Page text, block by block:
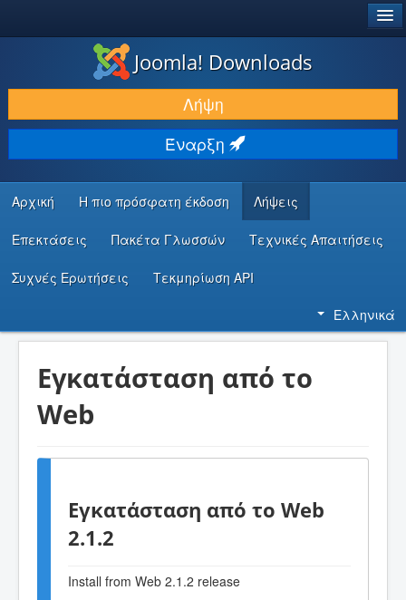
ΛΉΨΕΙΣ & ΕΠΕΚΤΆΣΕΙΣ
ΕΎΡΕΣΗ & ΜΆΘΗΣΗ
ΚΟΙΝΌΤΗΤΑ & ΥΠΟΣΤΉΡΙΞΗ
ΠΌΡΟΙ ΠΡΟΓΡΑΜΜΑΤΙΣΤΏΝ
Joomla! Downloads
Λήψη
Έναρξη
Αρχική Η πιο πρόσφατη έκδοση Λήψεις
Επεκτάσεις Πακέτα Γλωσσών Τεχνικές Απαιτήσεις
Συχνές Ερωτήσεις Τεκμηρίωση API
Ελληνικά
Εγκατάσταση από το
Web
Εγκατάσταση από το Web
2.1.2
Install from Web 2.1.2 release